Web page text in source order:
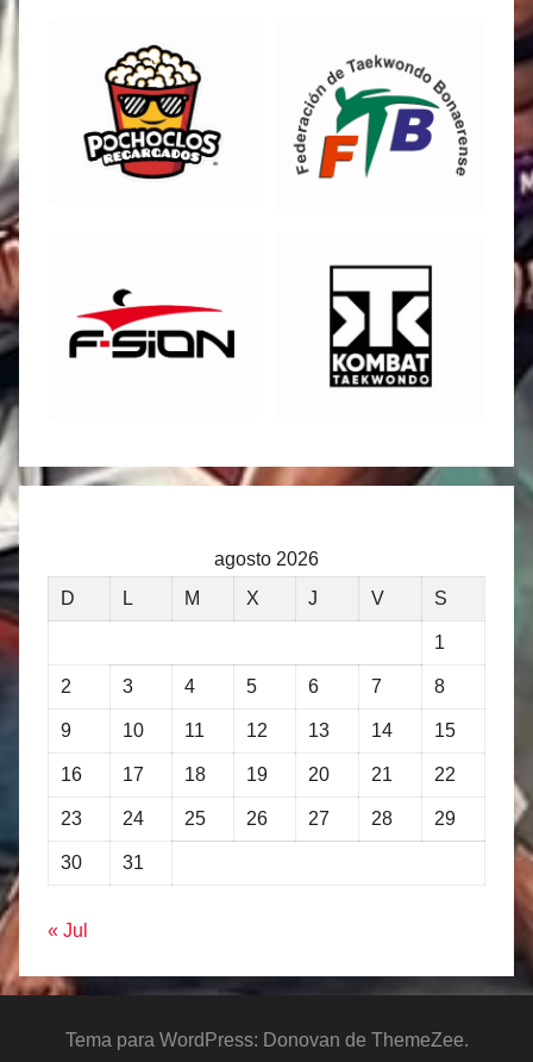
agosto 2026
D
L M X J V S
1
2 3 4 5 6 7 8
9 10 11 12 13 14 15
16 17 18 19 20 21 22
23 24 25 26 27 28 29
30 31
« Jul
Tema para WordPress: Donovan de ThemeZee.